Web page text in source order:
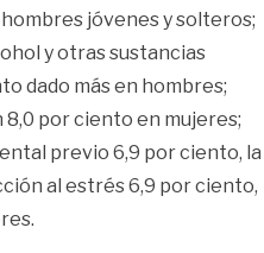
jóvenes y solteros;
y otras sustancias
dado más en hombres;
por ciento en mujeres;
previo 6,9 por ciento, la
al estrés 6,9 por ciento,